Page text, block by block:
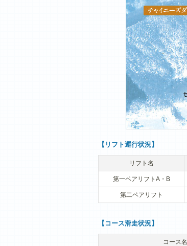
【リフト運行状況】
リフト名
第一ペアリフトA・B
第二ペアリフト
【コース滑走状況】
コース名